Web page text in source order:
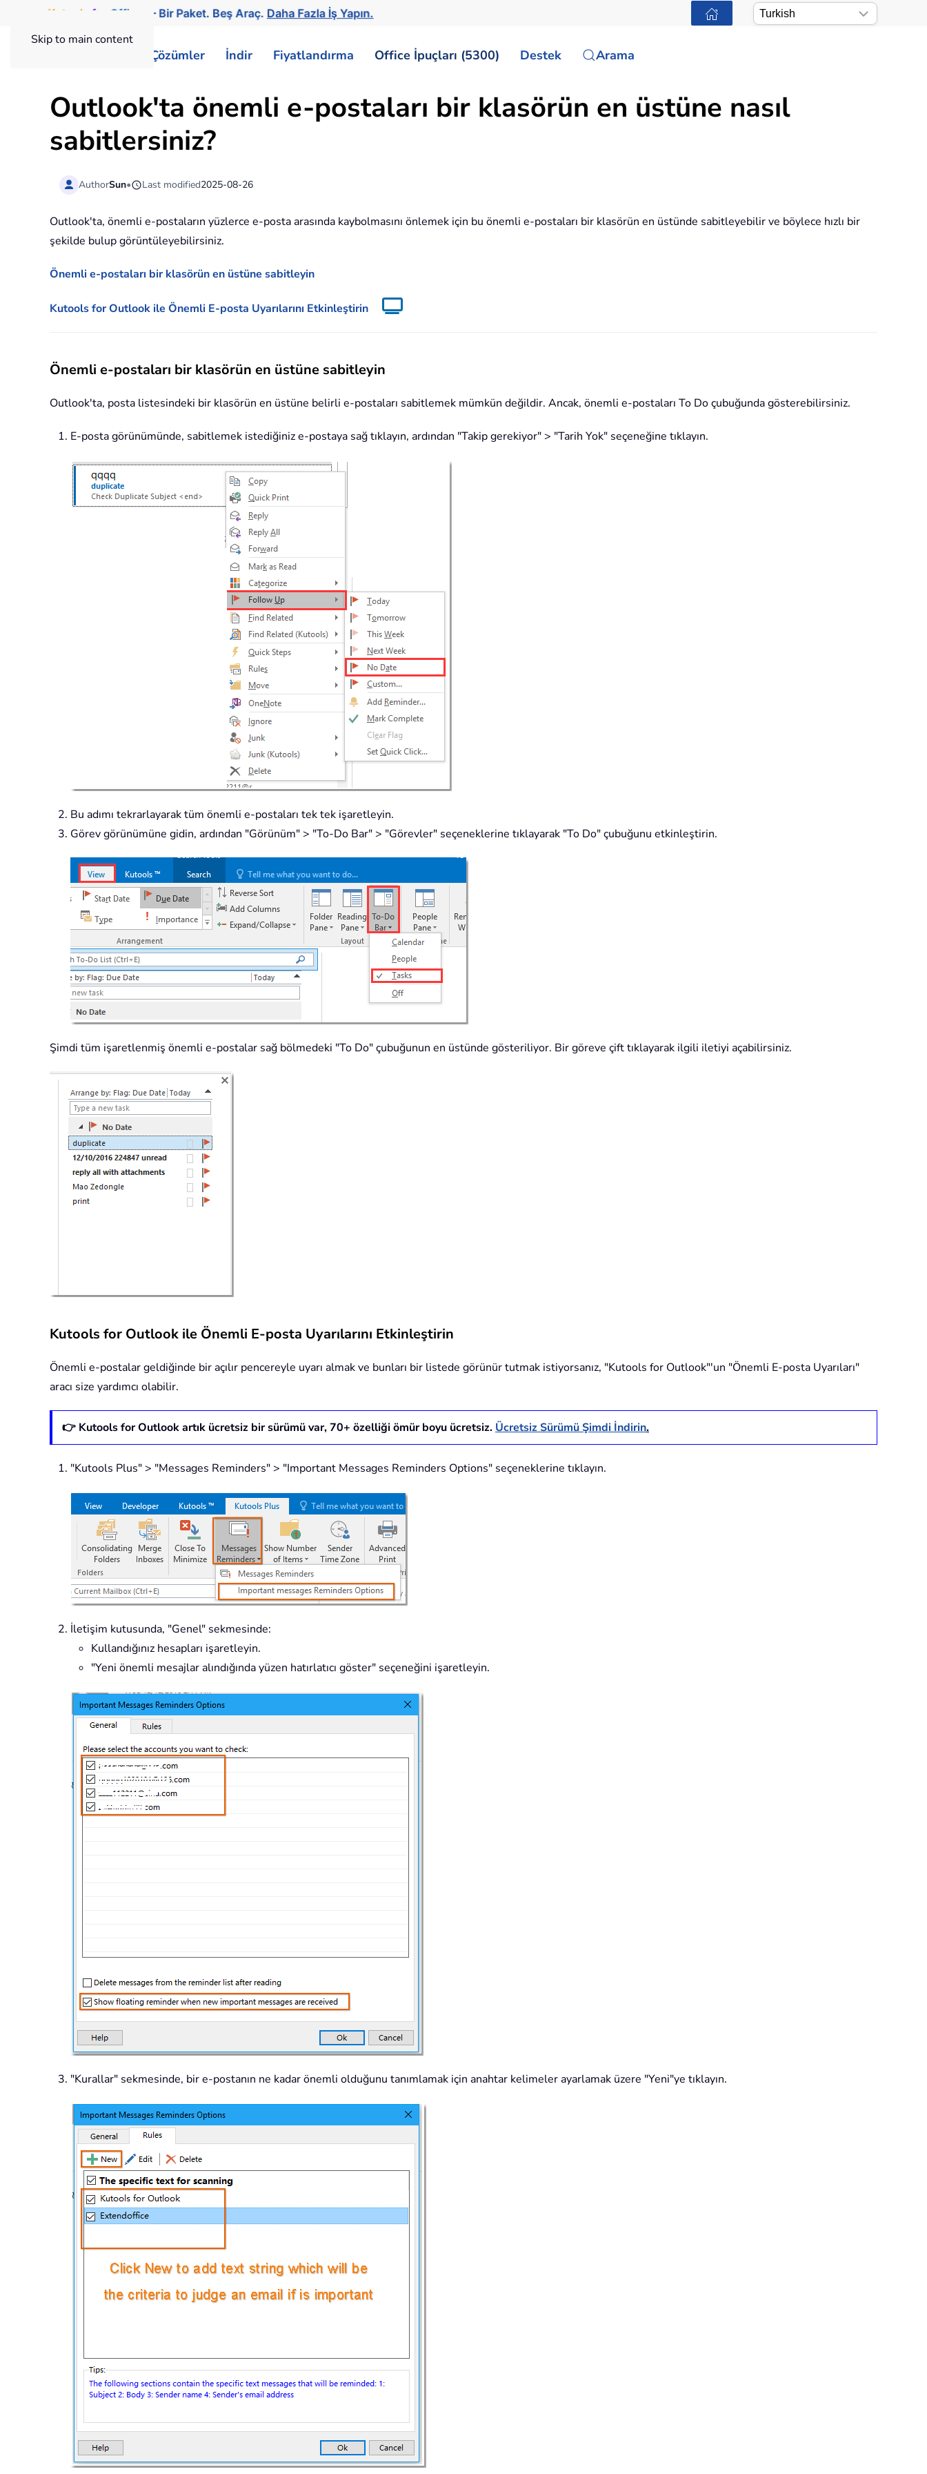
Skip to main content
Kutools for Office — Bir Paket. Beş Araç.Daha Fazla İş Yapın.
Çözümler İndir Fiyatlandırma Office İpuçları (5300) Destek Arama
Outlook'ta önemli e-postaları bir klasörün en üstüne nasıl
sabitlersiniz?
AuthorSun• Last modified2025-08-26
Outlook'ta, önemli e-postaların yüzlerce e-posta arasında kaybolmasını önlemek için bu önemli e-postaları bir klasörün en üstünde sabitleyebilir ve böylece hızlı bir
şekilde bulup görüntüleyebilirsiniz.
Önemli e-postaları bir klasörün en üstüne sabitleyin
Kutools for Outlook ile Önemli E-posta Uyarılarını Etkinleştirin
Önemli e-postaları bir klasörün en üstüne sabitleyin
Outlook'ta, posta listesindeki bir klasörün en üstüne belirli e-postaları sabitlemek mümkün değildir. Ancak, önemli e-postaları To Do çubuğunda gösterebilirsiniz.
E-posta görünümünde, sabitlemek istediğiniz e-postaya sağ tıklayın, ardından "Takip gerekiyor" > "Tarih Yok" seçeneğine tıklayın.
Bu adımı tekrarlayarak tüm önemli e-postaları tek tek işaretleyin.
Görev görünümüne gidin, ardından "Görünüm" > "To-Do Bar" > "Görevler" seçeneklerine tıklayarak "To Do" çubuğunu etkinleştirin.
Şimdi tüm işaretlenmiş önemli e-postalar sağ bölmedeki "To Do" çubuğunun en üstünde gösteriliyor. Bir göreve çift tıklayarak ilgili iletiyi açabilirsiniz.
Kutools for Outlook ile Önemli E-posta Uyarılarını Etkinleştirin
Önemli e-postalar geldiğinde bir açılır pencereyle uyarı almak ve bunları bir listede görünür tutmak istiyorsanız, "Kutools for Outlook"'un "Önemli E-posta Uyarıları"
aracı size yardımcı olabilir.
👉 Kutools for Outlook artık ücretsiz bir sürümü var,70+ özelliği ömür boyu ücretsiz. Ücretsiz Sürümü Şimdi İndirin.
"Kutools Plus" > "Messages Reminders" > "Important Messages Reminders Options" seçeneklerine tıklayın.
İletişim kutusunda, "Genel" sekmesinde:
Kullandığınız hesapları işaretleyin.
"Yeni önemli mesajlar alındığında yüzen hatırlatıcı göster" seçeneğini işaretleyin.
"Kurallar" sekmesinde, bir e-postanın ne kadar önemli olduğunu tanımlamak için anahtar kelimeler ayarlamak üzere "Yeni"ye tıklayın.